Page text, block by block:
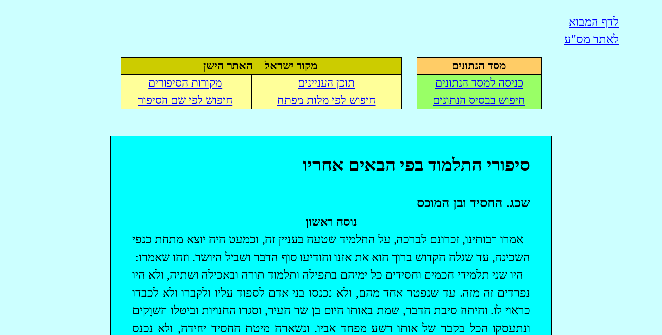
לדף המבוא
לאתר מס"ע
מסד הנתונים
מקור ישראל – האתר הישן
כניסה למסד הנתונים
תוכן העניינים
מקורות הסיפורים
חיפוש בבסיס הנתונים
חיפוש לפי מלות מפתח חיפוש לפי שם הסיפור
סיפורי התלמוד בפי הבאים אחריו
שכג. החסיד ובן המוכס
נוסח ראשון
אמרו רבותינו, זכרונם לברכה, על התלמיד שטעה בעניין זה, וכמעט היה יוצא מתחת כנפי
השכינה, עד שגלה הקדוש ברוך הוא את אזנו והודיעו סוף הדבר ושביל היושר. וזהו שאמרו:
‏היו שני תלמידי חכמים וחסידים כל ימיהם בתפילה ותלמוד תורה ובאכילה ושתיה, ולא היו
נפרדים זה מזה. עד שנפטר אחד מהם, ולא נכנסו בני אדם לספוד עליו ולקברו ולא לכבדו
כראוי לו. והיתה סיבת הדבר, שמת באותו היום בן שר העיר, וסגרו החנויות וביטלו השוָקים
ונתעסקו הכל בקבר של אותו רשע מפחד אביו. ונשארה מיטת החסיד יחידה, ולא נכנס